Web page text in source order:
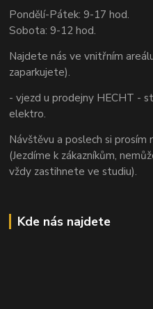
Pondělí-Pátek: 9-17 hod.
Sobota: 9-12 hod.
Najdete nás ve vnitřním
zaparkujete).
- vjezd u prodejny HECHT -
elektro.
Návštěvu a poslech si
(Jezdíme k zákazníkům,
vždy zastihnete ve studiu).
Kde nás najdete